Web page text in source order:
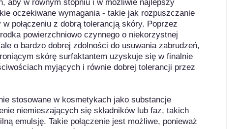
aby w równym stopniu i w możliwie najlepszy
oczekiwane wymagania - takie jak rozpuszczanie
połączeniu z dobrą tolerancją skóry. Poprzez
powierzchniowo czynnego o niekorzystnej
o bardzo dobrej zdolności do usuwania zabrudzeń,
skórę surfaktantem uzyskuje się w finalnie
myjących i równie dobrej tolerancji przez
stosowane w kosmetykach jako substancje
niemieszających się składników lub faz, takich
emulsję. Takie połączenie jest możliwe, ponieważ